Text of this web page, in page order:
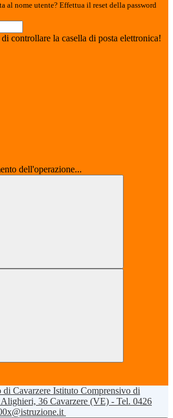
al nome utente? Effettua il reset della password
controllare la casella di posta elettronica!
dell'operazione...
Istituto Comprensivo di
36 Cavarzere (VE) - Tel. 0426